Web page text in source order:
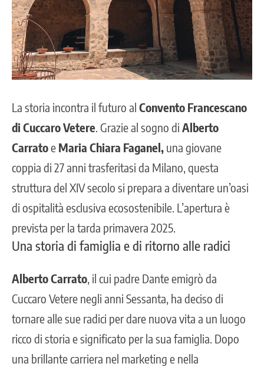
La storia incontra il futuro al Convento Francescano
diCuccaro Vetere . Grazie al sogno di Alberto
Carratoe Maria Chiara Faganel, una giovane
coppia di 27 anni trasferitasi da Milano, questa
struttura del XIV secolo si prepara a diventare un’oasi
di ospitalità esclusiva ecosostenibile. L’apertura è
prevista per la tarda primavera 2025.
Una storia di famiglia e di ritorno alle radici
Alberto Carrato , il cui padre Dante emigrò da
Cuccaro Vetere negli anni Sessanta, ha deciso di
tornare alle sue radici per dare nuova vita a un luogo
ricco di storia e significato per la sua famiglia. Dopo
una brillante carriera nel marketing e nella